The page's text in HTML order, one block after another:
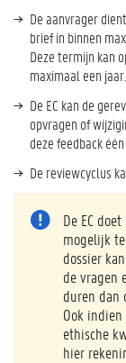
De aanvrager
brief in binnen
Deze termijn kan
maximaal een jaar.
De EC kan de
opvragen of
deze feedback
De reviewcyclus
De EC
mogelijk
dossier
de vragen
duren dan
Ook
ethische
hier